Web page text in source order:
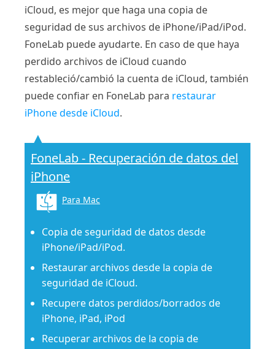
iCloud, es mejor que haga una copia de
seguridad de sus archivos de iPhone/iPad/iPod.
FoneLab puede ayudarte. En caso de que haya
perdido archivos de iCloud cuando
restableció/cambió la cuenta de iCloud, también
puede confiar en FoneLab para restaurar
iPhone desde iCloud.
FoneLab - Recuperación de datos del
iPhone
Para Mac
Copia de seguridad de datos desde
iPhone/iPad/iPod.
Restaurar archivos desde la copia de
seguridad de iCloud.
Recupere datos perdidos/borrados de
iPhone, iPad, iPod
Recuperar archivos de la copia de